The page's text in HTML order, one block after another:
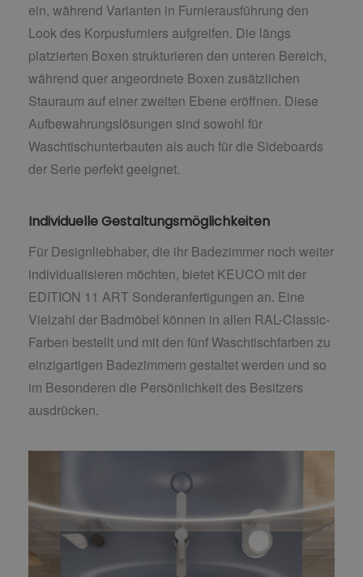
ein, während Varianten in Furnierausführung den
Look des Korpusfurniers aufgreifen. Die längs
platzierten Boxen strukturieren den unteren Bereich,
während quer angeordnete Boxen zusätzlichen
Stauraum auf einer zweiten Ebene eröffnen. Diese
Aufbewahrungslösungen sind sowohl für
Waschtischunterbauten als auch für die Sideboards
der Serie perfekt geeignet.
Individuelle Gestaltungsmöglichkeiten
Für Designliebhaber, die ihr Badezimmer noch weiter
individualisieren möchten, bietet KEUCO mit der
EDITION 11 ART Sonderanfertigungen an. Eine
Vielzahl der Badmöbel können in allen RAL-Classic-
Farben bestellt und mit den fünf Waschtischfarben zu
einzigartigen Badezimmern gestaltet werden und so
im Besonderen die Persönlichkeit des Besitzers
ausdrücken.